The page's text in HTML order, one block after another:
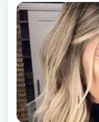
Nageltrång
Nagelvård
Naglar borttagning
Naglar reparation